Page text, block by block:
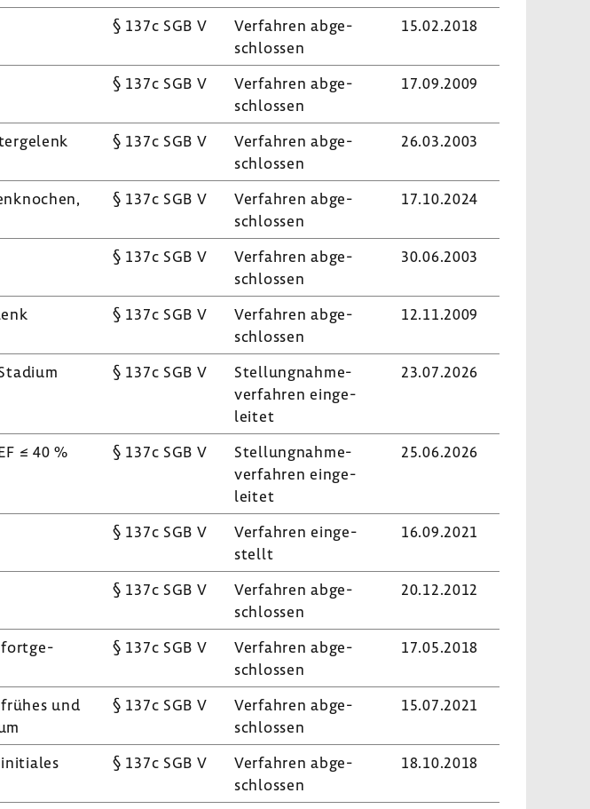
§ 137c SGB V
Verfahren abge­
schlossen
15.02.2018
§ 137c SGB V
Verfahren abge­
schlossen
17.09.2009
§ 137c SGB V
Verfahren abge­
schlossen
26.03.2003
§ 137c SGB V
Verfahren abge­
schlossen
17.10.2024
§ 137c SGB V
Verfahren abge­
schlossen
30.06.2003
§ 137c SGB V
Verfahren abge­
schlossen
12.11.2009
§ 137c SGB V
Stel­lung­nah­me­
ver­fahren einge­
leitet
23.07.2026
≤ 40 % § 137c SGB V
Stel­lung­nah­me­
ver­fahren einge­
leitet
25.06.2026
§ 137c SGB V
Verfahren einge­
stellt
16.09.2021
§ 137c SGB V
Verfahren abge­
schlossen
20.12.2012
fort­ge­
§ 137c SGB V
Verfahren abge­
schlossen
17.05.2018
und
§ 137c SGB V
Verfahren abge­
schlossen
15.07.2021
§ 137c SGB V
Verfahren abge­
schlossen
18.10.2018